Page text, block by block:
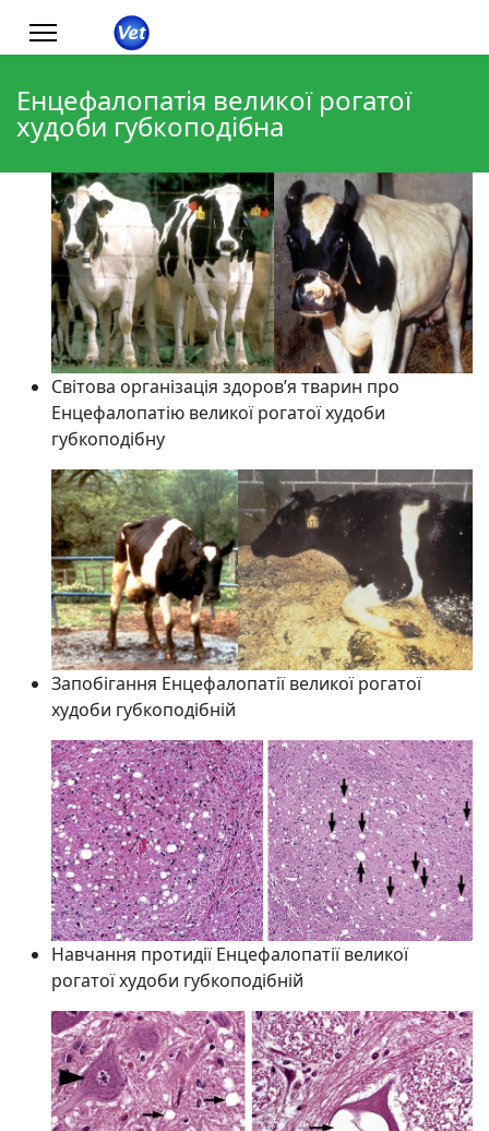
Енцефалопатія великої рогатої
худоби губкоподібна
Світова організація здоров’я тварин про
Енцефалопатію великої рогатої худоби
губкоподібну
Запобігання Енцефалопатії великої рогатої
худоби губкоподібній
Навчання протидії Енцефалопатії великої
рогатої худоби губкоподібній